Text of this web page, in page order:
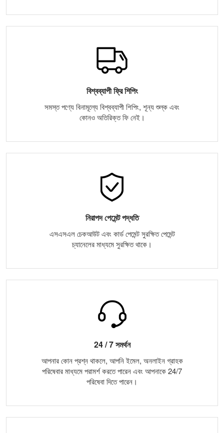
বিশ্বব্যাপী ফ্রি শিপিং
সমস্ত পণ্যে বিনামূল্যে বিশ্বব্যাপী শিপিং, শূন্য শুল্ক এবং
কোনও অতিরিক্ত ফি নেই।
নিরাপদ পেমেন্ট পদ্ধতি
এসএসএল চেকআউট এবং কার্ড পেমেন্ট সুরক্ষিত পেমেন্ট
চ্যানেলের মাধ্যমে সুরক্ষিত থাকে।
24 / 7 সমর্থন
আপনার কোন প্রশ্ন থাকলে, আপনি ইমেল, অনলাইন গ্রাহক
পরিষেবার মাধ্যমে পরামর্শ করতে পারেন এবং আপনাকে 24/7
পরিষেবা দিতে পারেন।